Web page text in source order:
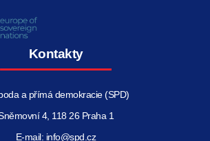
Kontakty
a přímá demokracie (SPD)
4, 118 26 Praha 1
E-mail: info@spd.cz